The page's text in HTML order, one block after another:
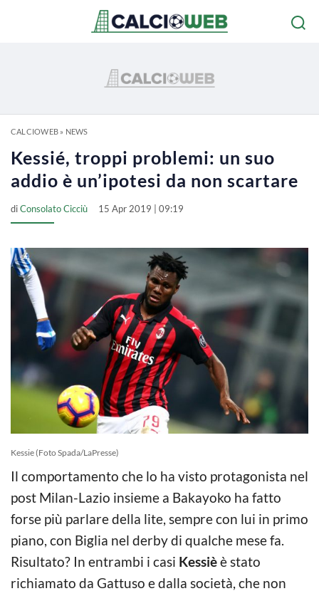
CALCIOWEB» NEWS
Kessié, troppi problemi: un suo
addio è un’ipotesi da non scartare
diConsolato Cicciù 15 Apr 2019 | 09:19
Kessie (Foto Spada/LaPresse)
Il comportamento che lo ha visto protagonista nel
post Milan-Lazio insieme a Bakayoko ha fatto
forse più parlare della lite, sempre con lui in primo
piano, con Biglia nel derby di qualche mese fa.
Risultato? In entrambi i casi Kessièè stato
richiamato da Gattuso e dalla società, che non